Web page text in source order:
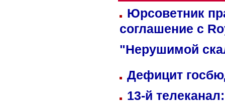
Юрсоветник
соглашение с
"Нерушимой
Дефицит
13-й